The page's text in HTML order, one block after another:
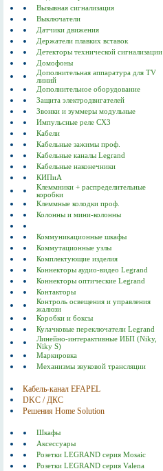
Вызывная сигнализация
Выключатели
Датчики движения
Держатели плавких вставок
Детекторы технической сигнализации
Домофоны
Дополнительная аппаратура для TV
линий
Дополнительное оборудование
Защита электродвигателей
Звонки и зуммеры модульные
Импульсные реле CX3
Кабели
Кабельные зажимы проф.
Кабельные каналы Legrand
Кабельные наконечники
КИПиА
Клеммники + распределительные
коробки
Клеммные колодки проф.
Колонны и мини-колонны
Коммуникационные шкафы
Коммутационные узлы
Комплектующие изделия
Коннекторы аудио-видео Legrand
Коннекторы оптические Legrand
Контакторы
Контроль освещения и управления
жалюзи
Коробки и боксы
Кулачковые переключатели Legrand
Линейно-интерактивные ИБП (Niky,
Niky S)
Маркировка
Механизмы звуковой трансляции
Кабель-канал EFAPEL
DKC / ДКС
Решения Home Solution
Шкафы
Аксессуары
Розетки LEGRAND серия Mosaic
Розетки LEGRAND серия Valena